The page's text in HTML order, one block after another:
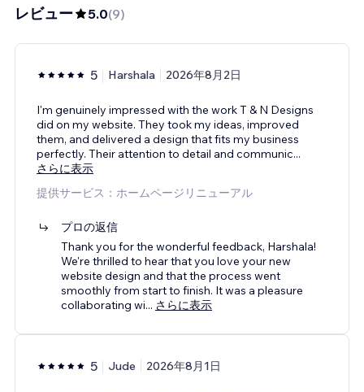
レビュー 5.0(9)
5 Harshala 2026年8月2日
I'm genuinely impressed with the work T & N Designs
did on my website. They took my ideas, improved
them, and delivered a design that fits my business
perfectly. Their attention to detail and communic...
さらに表示
提供サービス：ホームページリニューアル
プロの返信
Thank you for the wonderful feedback, Harshala!
We're thrilled to hear that you love your new
website design and that the process went
smoothly from start to finish. It was a pleasure
collaborating wi... さらに表示
5 Jude 2026年8月1日